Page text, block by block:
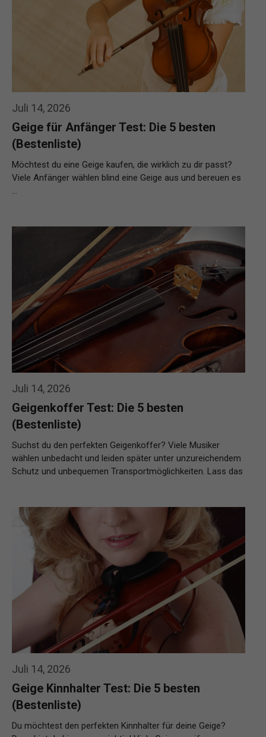
Juli 14, 2026
Geige für Anfänger Test: Die 5 besten
(Bestenliste)
Möchtest du eine Geige kaufen, die wirklich zu dir passt?
Viele Anfänger wählen blind eine Geige aus und bereuen es
…
Juli 14, 2026
Geigenkoffer Test: Die 5 besten
(Bestenliste)
Suchst du den perfekten Geigenkoffer? Viele Musiker
wählen unbedacht und leiden später unter unzureichendem
Schutz und unbequemen Transportmöglichkeiten. Lass das
Weiterlesen…
Juli 14, 2026
Geige Kinnhalter Test: Die 5 besten
(Bestenliste)
Du möchtest den perfekten Kinnhalter für deine Geige?